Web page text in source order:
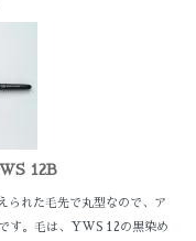
12B
られた毛先で丸型なので、ア
す。毛は、YWS 12の黒染め